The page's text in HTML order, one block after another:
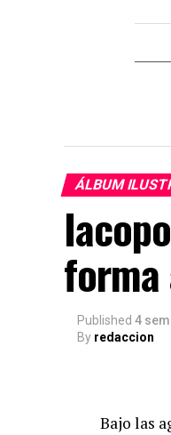
ÁLBUM
forma
Published 4
By redaccion
Bajo las